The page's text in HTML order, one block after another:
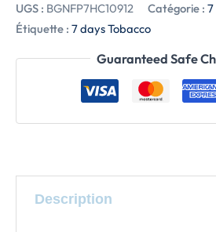
UGS : BGNFP7HC10912 Catégorie : 7
Étiquette : 7 days Tobacco
Guaranteed Safe
Description